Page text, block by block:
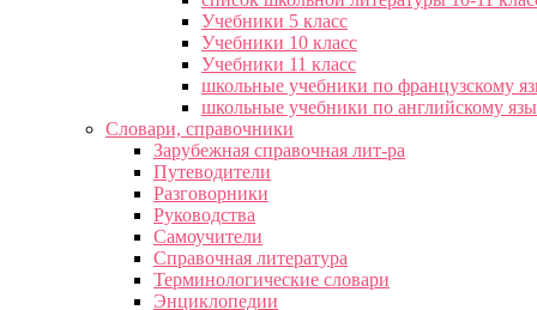
Учебники 5 класс
Учебники 10 класс
Учебники 11 класс
школьные учебники по французскому
школьные учебники по английскому
Словари, справочники
Зарубежная справочная лит-ра
Путеводители
Разговорники
Руководства
Самоучители
Справочная литература
Терминологические словари
Энциклопедии